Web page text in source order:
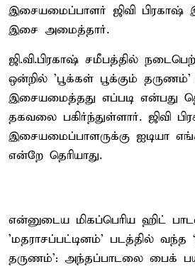
இசையமைப்பாளர் ஜிவி பிரகாஷ்
இசை அமைத்தார்.
ஜி.வி.பிரகாஷ் சமீபத்தில்
ஒன்றில் 'பூக்கள் பூக்கும் தருணம்'
இசையமைத்தது எப்படி என்பது
தகவலை பகிர்ந்துள்ளார். ஜிவி
இசையமைப்பாளருக்கு ஐடியா
என்றே தெரியாது.
என்னுடைய மிகப்பெரிய ஹிட்
’மதராசப்பட்டினம்’ படத்தில் வந்த
தருணம்': அந்தப்பாடலை பைக்